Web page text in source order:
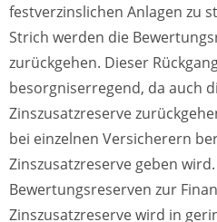
festverzinslichen Anlagen zu
Strich werden die
zurückgehen. Dieser
besorgniserregend, da auch
Zinszusatzreserve
bei einzelnen Versicherern
Zinszusatzreserve geben
Bewertungsreserven zur
Zinszusatzreserve wird in